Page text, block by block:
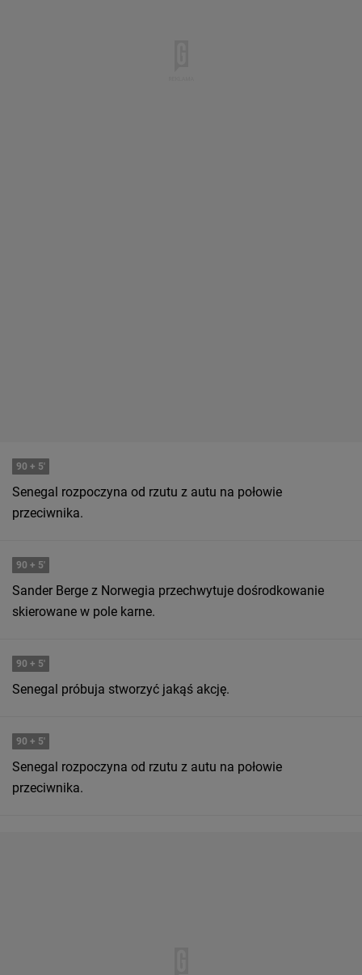
90 + 5'
Senegal rozpoczyna od rzutu z autu na połowie
przeciwnika.
90 + 5'
Sander Berge z Norwegia przechwytuje dośrodkowanie
skierowane w pole karne.
90 + 5'
Senegal próbuja stworzyć jakąś akcję.
90 + 5'
Senegal rozpoczyna od rzutu z autu na połowie
przeciwnika.